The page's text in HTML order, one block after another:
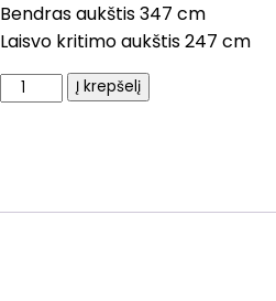
Bendras aukštis 347 cm
Laisvo kritimo aukštis 247 cm
produktoĮ krepšelį